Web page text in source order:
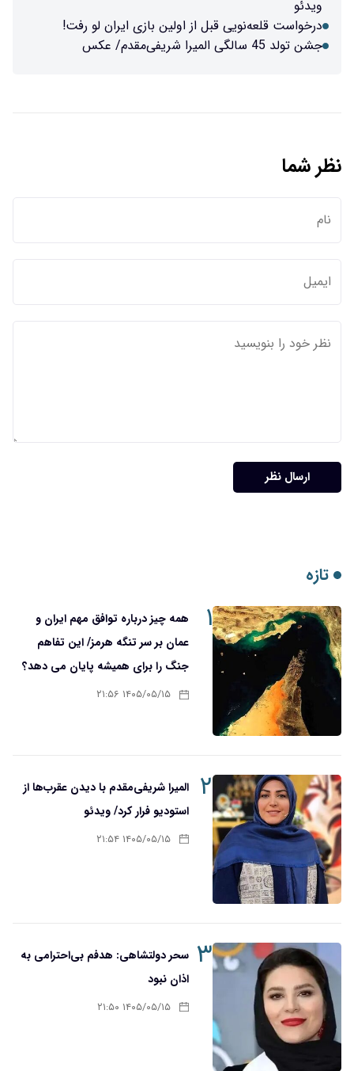
از اولین بازی ایران لو رفت!
۱
همه چیز درباره توافق مهم ایران و
عمان بر سر تنگه هرمز/ این تفاهم
جنگ را برای همیشه پایان می دهد؟
۱۴۰۵/۰۵/۱۵ ۲۱:۵۶
۲
المیرا شریفی‌مقدم با دیدن عقرب‌ها از
استودیو فرار کرد/ ویدئو
۱۴۰۵/۰۵/۱۵ ۲۱:۵۴
۳ سحر دولتشاهی: هدفم بی‌احترامی به
اذان نبود
۱۴۰۵/۰۵/۱۵ ۲۱:۵۰